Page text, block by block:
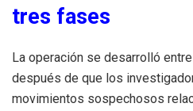
tres fases
La operación se desarrolló
después de que los
movimientos sospechosos